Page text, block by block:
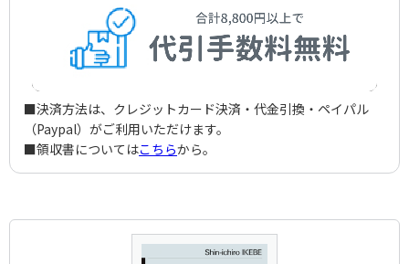
■決済方法は、クレジットカード決済・代金引換・ペイパル
（Paypal）がご利用いただけます。
■領収書についてはこちらから。